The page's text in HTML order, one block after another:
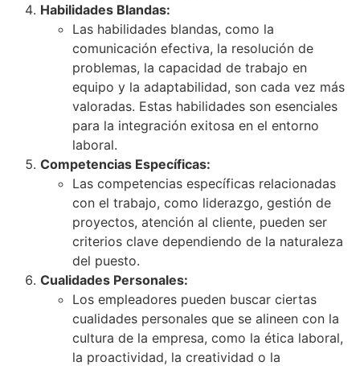
Habilidades Blandas:
Las habilidades blandas, como la
comunicación efectiva, la resolución de
problemas, la capacidad de trabajo en
equipo y la adaptabilidad, son cada vez más
valoradas. Estas habilidades son esenciales
para la integración exitosa en el entorno
laboral.
Competencias Específicas:
Las competencias específicas relacionadas
con el trabajo, como liderazgo, gestión de
proyectos, atención al cliente, pueden ser
criterios clave dependiendo de la naturaleza
del puesto.
Cualidades Personales:
Los empleadores pueden buscar ciertas
cualidades personales que se alineen con la
cultura de la empresa, como la ética laboral,
la proactividad, la creatividad o la